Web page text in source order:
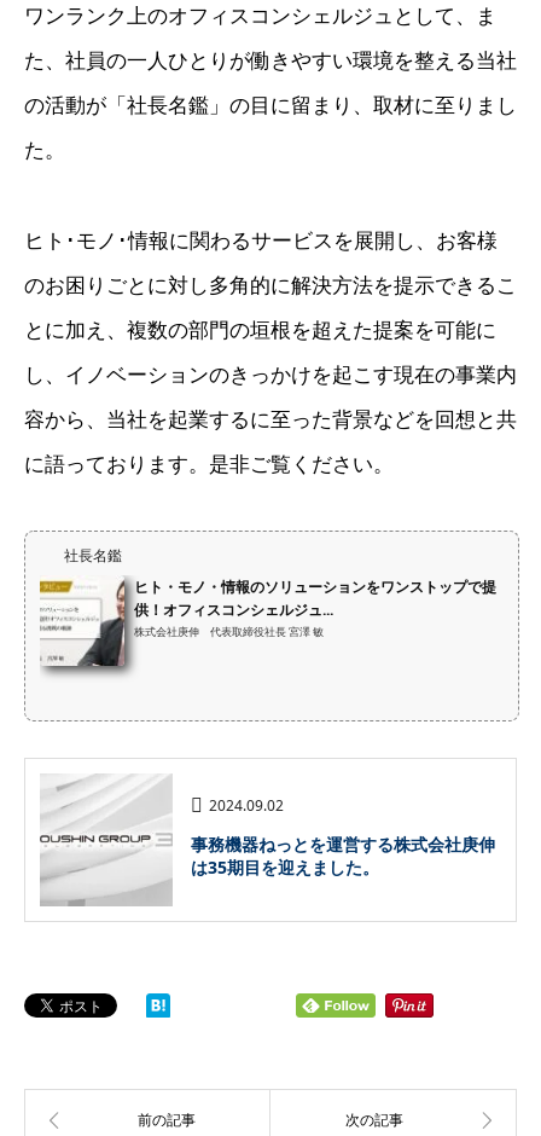
ワンランク上のオフィスコンシェルジュとして、ま
た、社員の一人ひとりが働きやすい環境を整える当社
の活動が「社長名鑑」の目に留まり、取材に至りまし
た。
ヒト･モノ･情報に関わるサービスを展開し、お客様
のお困りごとに対し多角的に解決方法を提示できるこ
とに加え、複数の部門の垣根を超えた提案を可能に
し、イノベーションのきっかけを起こす現在の事業内
容から、当社を起業するに至った背景などを回想と共
に語っております。是非ご覧ください。
社長名鑑
ヒト・モノ・情報のソリューションをワンストップで提
供！オフィスコンシェルジュ...
株式会社庚伸 代表取締役社長 宮澤 敏
2024.09.02
事務機器ねっとを運営する株式会社庚伸
は35期目を迎えました。